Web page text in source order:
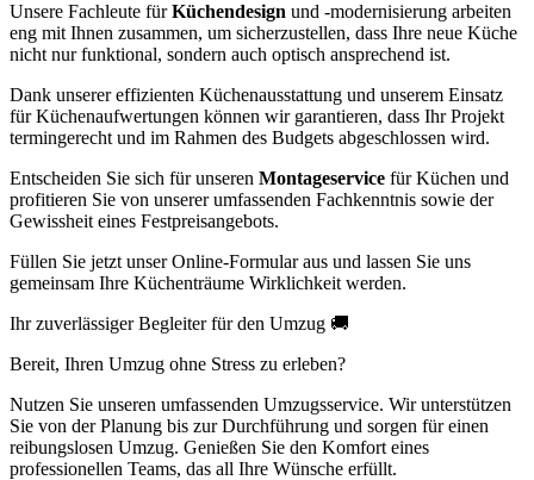
Unsere Fachleute fürKüchendesign und -modernisierung arbeiten
eng mit Ihnen zusammen, um sicherzustellen, dass Ihre neue Küche
nicht nur funktional, sondern auch optisch ansprechend ist.
Dank unserer effizienten Küchenausstattung und unserem Einsatz
für Küchenaufwertungen können wir garantieren, dass Ihr Projekt
termingerecht und im Rahmen des Budgets abgeschlossen wird.
Entscheiden Sie sich für unseren Montageservice für Küchen und
profitieren Sie von unserer umfassenden Fachkenntnis sowie der
Gewissheit eines Festpreisangebots.
Füllen Sie jetzt unser Online-Formular aus und lassen Sie uns
gemeinsam Ihre Küchenträume Wirklichkeit werden.
Ihr zuverlässiger Begleiter für den Umzug 🚚
Bereit, Ihren Umzug ohne Stress zu erleben?
Nutzen Sie unseren umfassenden Umzugsservice. Wir unterstützen
Sie von der Planung bis zur Durchführung und sorgen für einen
reibungslosen Umzug. Genießen Sie den Komfort eines
professionellen Teams, das all Ihre Wünsche erfüllt.